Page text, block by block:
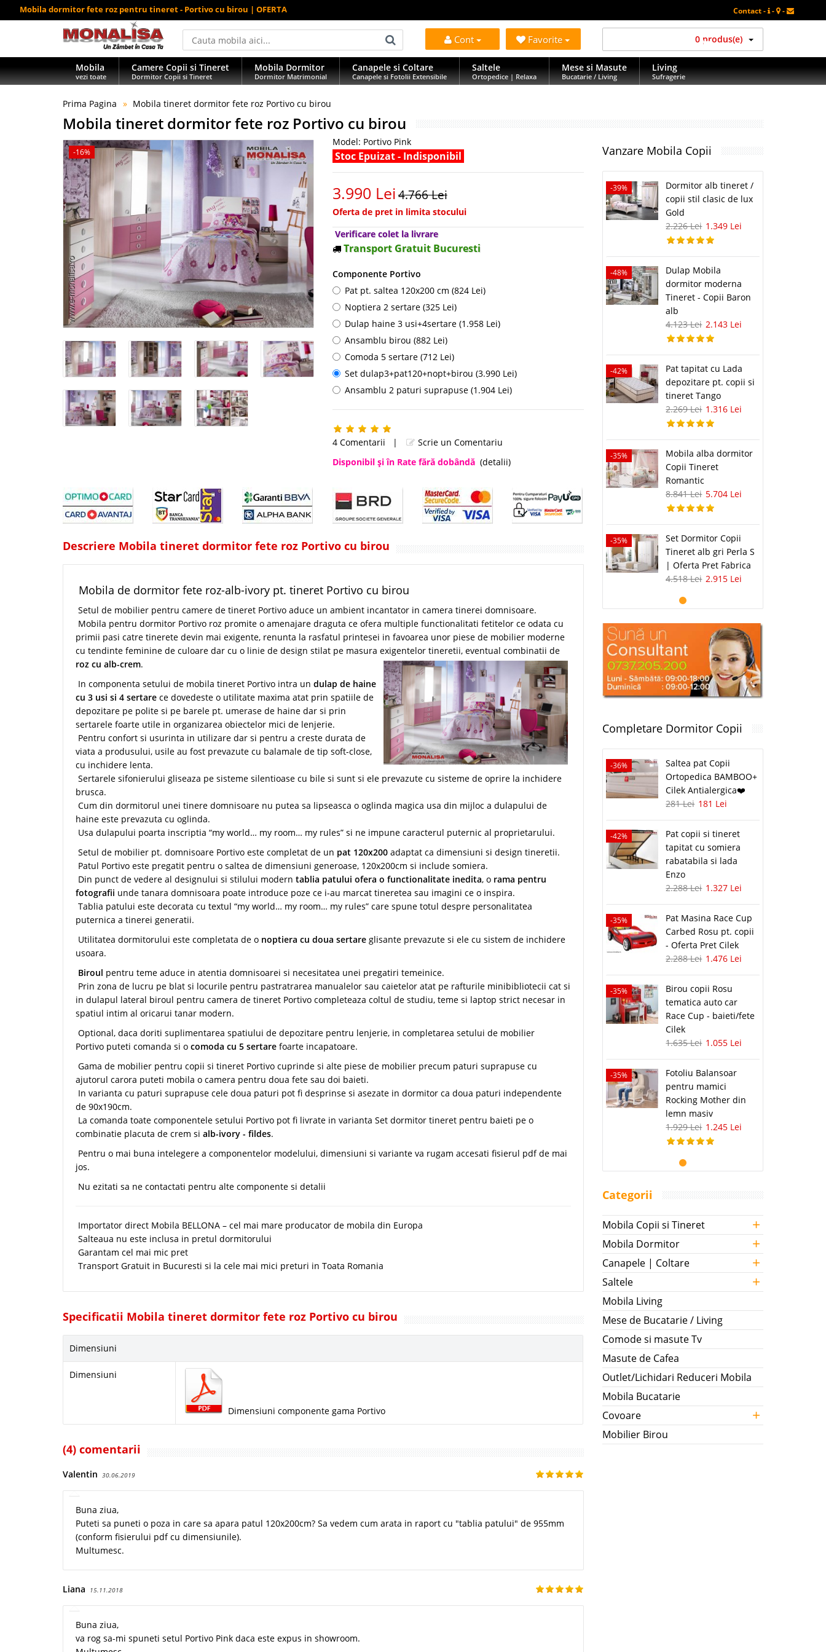
Mobila dormitor fete roz pentru tineret - Portivo cu birou | OFERTA Contact - - -
Cont Favorite 0 produs(e)
Mobila
vezi toate
Camere Copii si Tineret
Dormitor Copii si Tineret
Mobila Dormitor
Dormitor Matrimonial
Canapele si Coltare
Canapele si Fotolii Extensibile
Saltele
Ortopedice | Relaxa
Mese si Masute
Bucatarie / Living
Living
Sufragerie
Prima Pagina Mobila tineret dormitor fete roz Portivo cu birou
Mobila tineret dormitor fete roz Portivo cu birou
-16%
Model: Portivo Pink
Stoc Epuizat - Indisponibil
3.990 Lei4.766 Lei
Oferta de pret in limita stocului
Verificare colet la livrare
Transport Gratuit Bucuresti
Componente Portivo
Pat pt. saltea 120x200 cm (824 Lei)
Noptiera 2 sertare (325 Lei)
Dulap haine 3 usi+4sertare (1.958 Lei)
Ansamblu birou (882 Lei)
Comoda 5 sertare (712 Lei)
Set dulap3+pat120+nopt+birou (3.990 Lei)
Ansamblu 2 paturi suprapuse (1.904 Lei)
4 Comentarii |
Scrie un Comentariu
Disponibil şi în Rate fără dobândă (detalii)
Descriere Mobila tineret dormitor fete roz Portivo cu birou
Mobila de dormitor fete roz-alb-ivory pt. tineret Portivo cu birou
Setul de mobilier pentru camere de tineret Portivo aduce un ambient incantator in camera tinerei domnisoare.
Mobila pentru dormitor Portivo roz promite o amenajare draguta ce ofera multiple functionalitati fetitelor ce odata cu
primii pasi catre tinerete devin mai exigente, renunta la rasfatul printesei in favoarea unor piese de mobilier moderne
cu tendinte feminine de culoare dar cu o linie de design stilat pe masura exigentelor tineretii, eventual combinatii de
roz cu alb-crem.
In componenta setului de mobila tineret Portivo intra un dulap de haine
cu 3 usi si 4 sertare ce dovedeste o utilitate maxima atat prin spatiile de
depozitare pe polite si pe barele pt. umerase de haine dar si prin
sertarele foarte utile in organizarea obiectelor mici de lenjerie.
Pentru confort si usurinta in utilizare dar si pentru a creste durata de
viata a produsului, usile au fost prevazute cu balamale de tip soft-close,
cu inchidere lenta.
Sertarele sifonierului gliseaza pe sisteme silentioase cu bile si sunt si ele prevazute cu sisteme de oprire la inchidere
brusca.
Cum din dormitorul unei tinere domnisoare nu putea sa lipseasca o oglinda magica usa din mijloc a dulapului de
haine este prevazuta cu oglinda.
Usa dulapului poarta inscriptia “my world… my room… my rules” si ne impune caracterul puternic al proprietarului.
Setul de mobilier pt. domnisoare Portivo este completat de un pat 120x200 adaptat ca dimensiuni si design tineretii.
Patul Portivo este pregatit pentru o saltea de dimensiuni generoase, 120x200cm si include somiera.
Din punct de vedere al designului si stilului modern tablia patului ofera o functionalitate inedita, o rama pentru
fotografii unde tanara domnisoara poate introduce poze ce i-au marcat tineretea sau imagini ce o inspira.
Tablia patului este decorata cu textul “my world… my room… my rules” care spune totul despre personalitatea
puternica a tinerei generatii.
Utilitatea dormitorului este completata de o noptiera cu doua sertare glisante prevazute si ele cu sistem de inchidere
usoara.
Biroul pentru teme aduce in atentia domnisoarei si necesitatea unei pregatiri temeinice.
Prin zona de lucru pe blat si locurile pentru pastratrarea manualelor sau caietelor atat pe rafturile minibibliotecii cat si
in dulapul lateral biroul pentru camera de tineret Portivo completeaza coltul de studiu, teme si laptop strict necesar in
spatiul intim al oricarui tanar modern.
Optional, daca doriti suplimentarea spatiului de depozitare pentru lenjerie, in completarea setului de mobilier
Portivo puteti comanda si o comoda cu 5 sertare foarte incapatoare.
Gama de mobilier pentru copii si tineret Portivo cuprinde si alte piese de mobilier precum paturi suprapuse cu
ajutorul carora puteti mobila o camera pentru doua fete sau doi baieti.
In varianta cu paturi suprapuse cele doua paturi pot fi desprinse si asezate in dormitor ca doua paturi independente
de 90x190cm.
La comanda toate componentele setului Portivo pot fi livrate in varianta Set dormitor tineret pentru baieti pe o
combinatie placuta de crem si alb-ivory - fildes.
Pentru o mai buna intelegere a componentelor modelului, dimensiuni si variante va rugam accesati fisierul pdf de mai
jos.
Nu ezitati sa ne contactati pentru alte componente si detalii
Importator direct Mobila BELLONA – cel mai mare producator de mobila din Europa
Salteaua nu este inclusa in pretul dormitorului
Garantam cel mai mic pret
Transport Gratuit in Bucuresti si la cele mai mici preturi in Toata Romania
Specificatii Mobila tineret dormitor fete roz Portivo cu birou
Dimensiuni
Dimensiuni
Dimensiuni componente gama Portivo
(4) comentarii
Valentin 30.06.2019
Buna ziua,
Puteti sa puneti o poza in care sa apara patul 120x200cm? Sa vedem cum arata in raport cu "tablia patului" de 955mm
(conform fisierului pdf cu dimensiunile).
Multumesc.
Liana 15.11.2018
Buna ziua,
va rog sa-mi spuneti setul Portivo Pink daca este expus in showroom.
Vanzare Mobila Copii
-39%
Dormitor alb tineret /
copii stil clasic de lux
Gold
2.226 Lei 1.349 Lei
-48%
Dulap Mobila
dormitor moderna
Tineret - Copii Baron
alb
4.123 Lei 2.143 Lei
-42%
Pat tapitat cu Lada
depozitare pt. copii si
tineret Tango
2.269 Lei 1.316 Lei
-35%
Mobila alba dormitor
Copii Tineret
Romantic
8.841 Lei 5.704 Lei
-35%
Set Dormitor Copii
Tineret alb gri Perla S
| Oferta Pret Fabrica
4.518 Lei 2.915 Lei
Completare Dormitor Copii
-36%
Saltea pat Copii
Ortopedica BAMBOO+
Cilek Antialergica❤️
281 Lei 181 Lei
-42%
Pat copii si tineret
tapitat cu somiera
rabatabila si lada
Enzo
2.288 Lei 1.327 Lei
-35%
Pat Masina Race Cup
Carbed Rosu pt. copii
- Oferta Pret Cilek
2.288 Lei 1.476 Lei
-35%
Birou copii Rosu
tematica auto car
Race Cup - baieti/fete
Cilek
1.635 Lei 1.055 Lei
-35%
Fotoliu Balansoar
pentru mamici
Rocking Mother din
lemn masiv
1.929 Lei 1.245 Lei
Categorii
Mobila Copii si Tineret +
Mobila Dormitor +
Canapele | Coltare +
Saltele +
Mobila Living
Mese de Bucatarie / Living
Comode si masute Tv
Masute de Cafea
Outlet/Lichidari Reduceri Mobila
Mobila Bucatarie
Covoare
+
Mobilier Birou